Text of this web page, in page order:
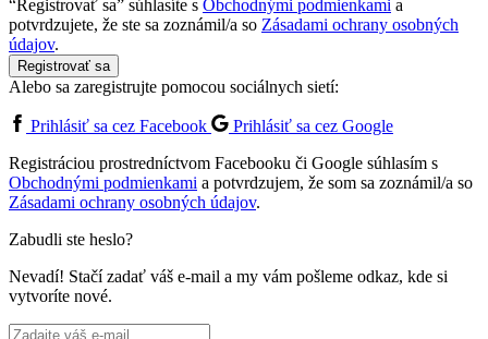
“Registrovať sa” súhlasíte s Obchodnými podmienkami a
potvrdzujete, že ste sa zoznámil/a so Zásadami ochrany osobných
údajov.
Registrovať sa
Alebo sa zaregistrujte pomocou sociálnych sietí:
Prihlásiť sa cez Facebook
Prihlásiť sa cez Google
Registráciou prostredníctvom Facebooku či Google súhlasím s
Obchodnými podmienkami a potvrdzujem, že som sa zoznámil/a so
Zásadami ochrany osobných údajov.
Zabudli ste heslo?
Nevadí! Stačí zadať váš e-mail a my vám pošleme odkaz, kde si
vytvoríte nové.